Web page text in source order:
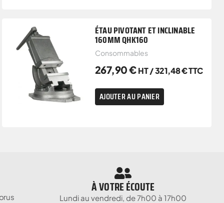
ÉTAU PIVOTANT ET INCLINABLE
160MM QHK160
Consommables
267,90€HT /321,48€TTC
AJOUTER AU PANIER
À VOTRE ÉCOUTE
Lundi au vendredi, de 7h00 à 17h00